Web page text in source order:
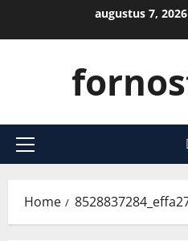
augustus 7, 2026
Primair
Home